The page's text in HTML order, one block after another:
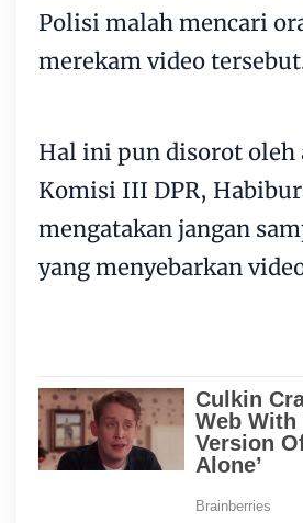
Polisi malah mencari
merekam video
Hal ini pun disorot oleh
Komisi III DPR,
mengatakan jangan
yang menyebarkan